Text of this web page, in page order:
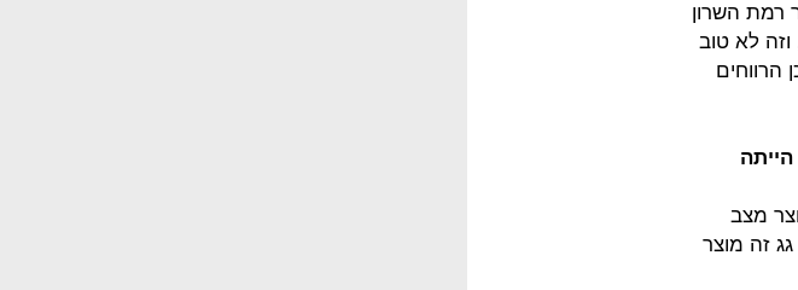
רמת השרון
וזה לא טוב
הרווחים
מצב
זה מוצר